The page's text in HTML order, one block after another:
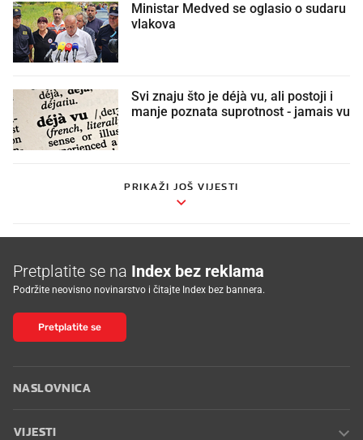
Ministar Medved se oglasio o sudaru
vlakova
Svi znaju što je déjà vu, ali postoji i
manje poznata suprotnost - jamais vu
PRIKAŽI JOŠ VIJESTI
Pretplatite se na Index bez reklama
Podržite neovisno novinarstvo i čitajte Index bez bannera.
Pretplatite se
NASLOVNICA
VIJESTI